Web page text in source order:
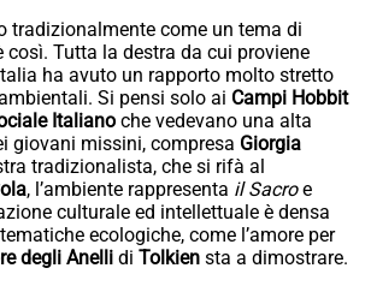
tradizionalmente come un tema di
così. Tutta la destra da cui proviene
ha avuto un rapporto molto stretto
Si pensi solo ai Campi Hobbit
Italiano che vedevano una alta
giovani missini, compresa Giorgia
tradizionalista, che si rifà al
, l’ambiente rappresenta il Sacroe
culturale ed intellettuale è densa
ecologiche, come l’amore per
degli Anelli di Tolkien sta a dimostrare.